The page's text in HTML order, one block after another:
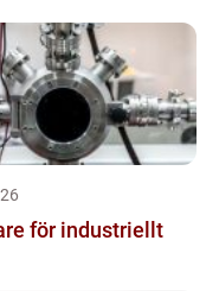
för industriellt